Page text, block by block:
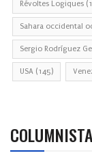
Révoltes Logiques
Sahara occidental
Sergio Rodríguez
USA (145)